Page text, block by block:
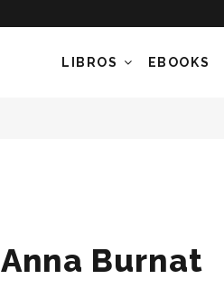
LIBROS EBOOKS
Anna Burnat